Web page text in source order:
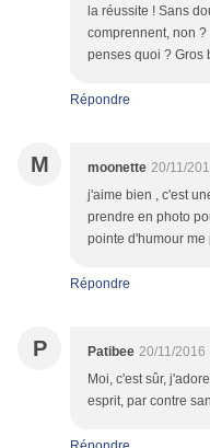
la réussite ! Sans
comprennent, non ?
penses quoi ? Gros
Répondre
M moonette 20/11/
j'aime bien , c'est
prendre en photo
pointe d'humour me
Répondre
P Patibee 20/11/2016
Moi, c'est sûr,
esprit, par contre